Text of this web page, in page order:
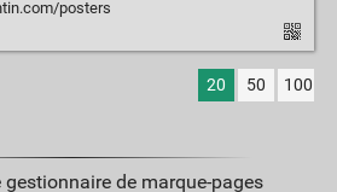
posters
20 50 100
gestionnaire de marque-pages